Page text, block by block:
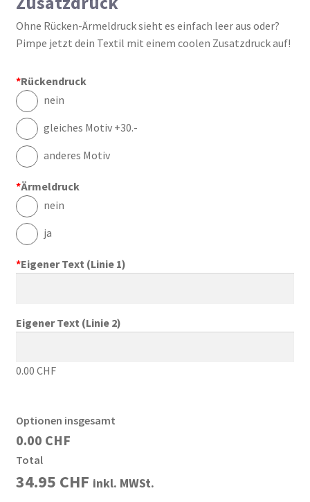
Ohne Rücken-Ärmeldruck sieht es einfach leer aus oder?
Pimpe jetzt dein Textil mit einem coolen Zusatzdruck auf!
*Rückendruck
nein
gleiches Motiv +30.-
anderes Motiv
*Ärmeldruck
nein
ja
*Eigener Text (Linie 1)
Eigener Text (Linie 2)
0.00 CHF
Optionen insgesamt
0.00 CHF
Total
34.95 CHF inkl. MWSt.